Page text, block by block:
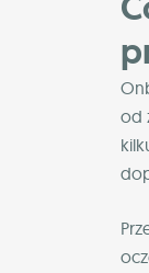
od